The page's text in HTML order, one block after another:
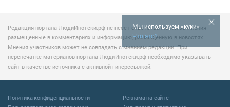
Мы используем «куки»
Что это?
Редакция портала ЛюдиИпотеки.рф не несет ответственности за мнения
размещенные в комментариях и информацию, размещенную в новостях.
Мнения участников может не совпадать с мнением редакции. При
перепечатке материалов портала ЛюдиИпотеки.рф необходимо указывать
сайт в качестве источника с активной гиперссылкой.
Политика конфиденциальности
Реклама на сайте